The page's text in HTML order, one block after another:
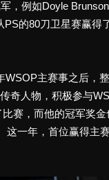
，例如Doyle
的80刀卫星赛赢
主赛事之后，
奇人物，积极参与
赛，而他的冠军奖
一年，首位赢得主